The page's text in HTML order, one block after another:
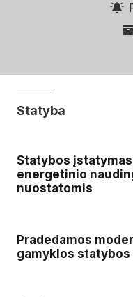
Statyba
Statybos
energetinio
nuostatomis
Pradedamos
gamyklos